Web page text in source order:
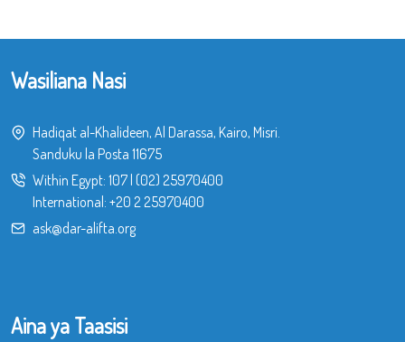
Wasiliana Nasi
Hadiqat al-Khalideen, Al Darassa, Kairo, Misri.
Sanduku la Posta 11675
Within Egypt: 107| (02) 25970400
International: +20 2 25970400
ask@dar-alifta.org
Aina ya Taasisi